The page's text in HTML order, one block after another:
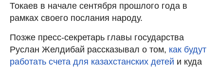
Токаев в начале сентября прошлого года в
рамках своего послания народу.
Позже пресс-секретарь главы государства
Руслан Желдибай рассказывал о том, как будут
работать счета для казахстанских детей и куда